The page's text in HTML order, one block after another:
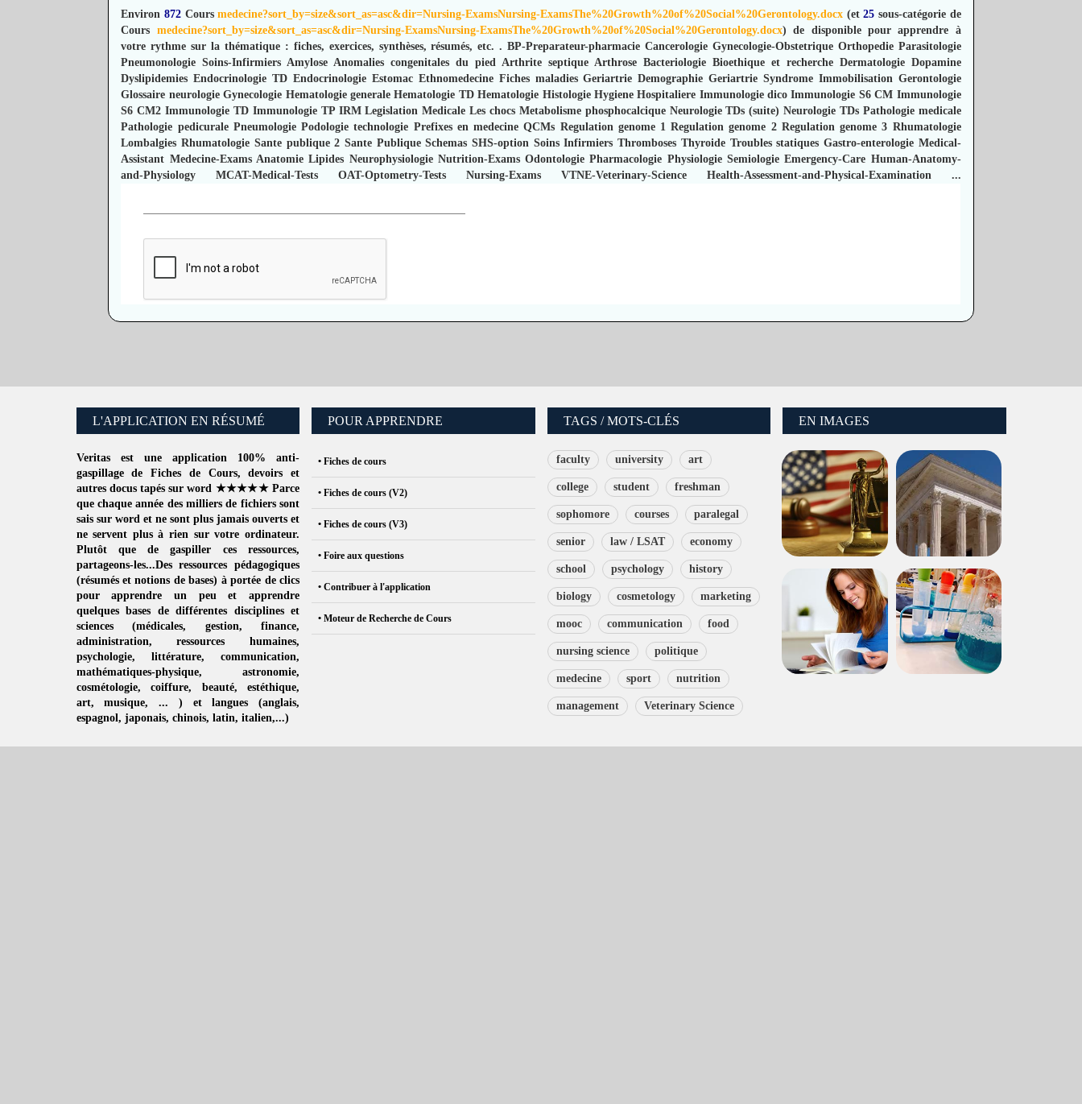
Environ872 Coursmedecine?sort_by=size&sort_as=asc&dir=Nursing-ExamsNursing-ExamsThe%20Growth%20of%20Social%20Gerontology.docx (et25 sous-catégorie de
Cours medecine?sort_by=size&sort_as=asc&dir=Nursing-ExamsNursing-ExamsThe%20Growth%20of%20Social%20Gerontology.docx) de disponible pour apprendre à
votre rythme sur la thématique : fiches, exercices, synthèses, résumés, etc.. BP-Preparateur-pharmacie Cancerologie Gynecologie-Obstetrique Orthopedie Parasitologie
Pneumonologie Soins-Infirmiers Amylose Anomalies congenitales du pied Arthrite septique Arthrose Bacteriologie Bioethique et recherche Dermatologie Dopamine
DyslipidemiesEndocrinologie TD Endocrinologie Estomac Ethnomedecine Fiches maladies Geriartrie Demographie Geriartrie Syndrome Immobilisation Gerontologie
Glossaire neurologie Gynecologie Hematologie generale Hematologie TD Hematologie Histologie Hygiene Hospitaliere Immunologie dico Immunologie S6 CM Immunologie
S6 CM2 Immunologie TD Immunologie TP IRM Legislation Medicale Les chocs Metabolisme phosphocalcique Neurologie TDs (suite) Neurologie TDs Pathologie medicale
Pathologie pedicurale Pneumologie Podologie technologie Prefixes en medecine QCMs Regulation genome 1 Regulation genome 2 Regulation genome 3 Rhumatologie
Lombalgies Rhumatologie Sante publique 2 Sante Publique Schemas SHS-option Soins Infirmiers Thromboses Thyroide Troubles statiques Gastro-enterologie Medical-
Assistant Medecine-Exams Anatomie Lipides Neurophysiologie Nutrition-Exams Odontologie Pharmacologie Physiologie Semiologie Emergency-Care Human-Anatomy-
and-Physiology
MCAT-Medical-Tests OAT-Optometry-Tests Nursing-Exams VTNE-Veterinary-Science Health-Assessment-and-Physical-Examination...
L'APPLICATION EN RÉSUMÉ
Veritasest une application 100% anti-
gaspillage de Fiches de Cours, devoirs et
autres docus tapés sur word ★★★★★ Parce
que chaque année des milliers de fichiers sont
sais sur word et ne sont plus jamais ouverts et
ne servent plus à rien sur votre ordinateur.
Plutôt que degaspiller ces ressources,
partageons-les...Des ressources pédagogiques
(résumés et notions de bases) à portée de clics
pour apprendre un peu et apprendre
quelques bases de différentes disciplines et
sciences (médicales, gestion, finance,
administration,ressources humaines,
psychologie, littérature, communication,
mathématiques-physique, astronomie,
cosmétologie, coiffure, beauté, estéthique,
art,musique, ... ) et langues (anglais,
espagnol, japonais, chinois, latin, italien,...)
POUR APPRENDRE
• Fiches de cours
• Fiches de cours (V2)
• Fiches de cours (V3)
• Foire aux questions
• Contribuer à l'application
• Moteur de Recherche de Cours
TAGS / MOTS-CLÉS
faculty university art
college student freshman
sophomore courses paralegal
senior law / LSAT economy
school psychology history
biology cosmetology marketing
mooc communication food
nursing science politique
medecine sport nutrition
management Veterinary Science
EN IMAGES